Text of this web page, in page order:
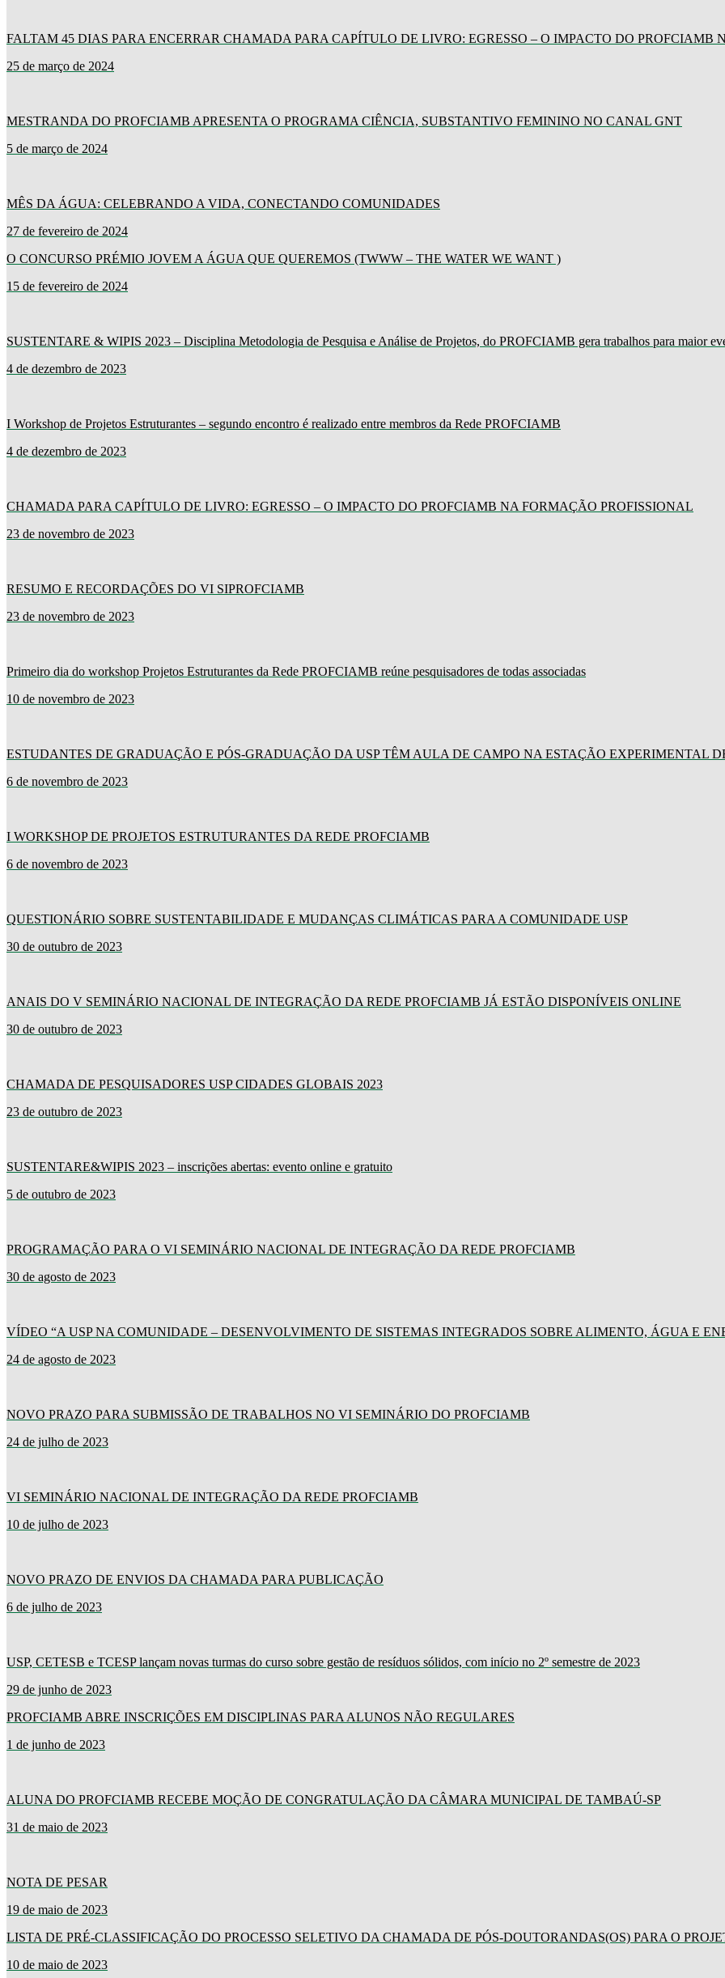
FALTAM 45 DIAS PARA ENCERRAR CHAMADA PARA CAPÍTULO DE LIVRO: EGRESSO – O IMPACTO DO PROFCIAMB
25 de março de 2024
MESTRANDA DO PROFCIAMB APRESENTA O PROGRAMA CIÊNCIA, SUBSTANTIVO FEMININO NO CANAL GNT
5 de março de 2024
MÊS DA ÁGUA: CELEBRANDO A VIDA, CONECTANDO COMUNIDADES
27 de fevereiro de 2024
O CONCURSO PRÉMIO JOVEM A ÁGUA QUE QUEREMOS (TWWW – THE WATER WE WANT )
15 de fevereiro de 2024
SUSTENTARE & WIPIS 2023 – Disciplina Metodologia de Pesquisa e Análise de Projetos, do PROFCIAMB gera trabalhos para maior
4 de dezembro de 2023
I Workshop de Projetos Estruturantes – segundo encontro é realizado entre membros da Rede PROFCIAMB
4 de dezembro de 2023
CHAMADA PARA CAPÍTULO DE LIVRO: EGRESSO – O IMPACTO DO PROFCIAMB NA FORMAÇÃO PROFISSIONAL
23 de novembro de 2023
RESUMO E RECORDAÇÕES DO VI SIPROFCIAMB
23 de novembro de 2023
Primeiro dia do workshop Projetos Estruturantes da Rede PROFCIAMB reúne pesquisadores de todas associadas
10 de novembro de 2023
ESTUDANTES DE GRADUAÇÃO E PÓS-GRADUAÇÃO DA USP TÊM AULA DE CAMPO NA ESTAÇÃO EXPERIMENTAL
6 de novembro de 2023
I WORKSHOP DE PROJETOS ESTRUTURANTES DA REDE PROFCIAMB
6 de novembro de 2023
QUESTIONÁRIO SOBRE SUSTENTABILIDADE E MUDANÇAS CLIMÁTICAS PARA A COMUNIDADE USP
30 de outubro de 2023
ANAIS DO V SEMINÁRIO NACIONAL DE INTEGRAÇÃO DA REDE PROFCIAMB JÁ ESTÃO DISPONÍVEIS ONLINE
30 de outubro de 2023
CHAMADA DE PESQUISADORES USP CIDADES GLOBAIS 2023
23 de outubro de 2023
SUSTENTARE&WIPIS 2023 – inscrições abertas: evento online e gratuito
5 de outubro de 2023
PROGRAMAÇÃO PARA O VI SEMINÁRIO NACIONAL DE INTEGRAÇÃO DA REDE PROFCIAMB
30 de agosto de 2023
VÍDEO “A USP NA COMUNIDADE – DESENVOLVIMENTO DE SISTEMAS INTEGRADOS SOBRE ALIMENTO, ÁGUA E
24 de agosto de 2023
NOVO PRAZO PARA SUBMISSÃO DE TRABALHOS NO VI SEMINÁRIO DO PROFCIAMB
24 de julho de 2023
VI SEMINÁRIO NACIONAL DE INTEGRAÇÃO DA REDE PROFCIAMB
10 de julho de 2023
NOVO PRAZO DE ENVIOS DA CHAMADA PARA PUBLICAÇÃO
6 de julho de 2023
USP, CETESB e TCESP lançam novas turmas do curso sobre gestão de resíduos sólidos, com início no 2º semestre de 2023
29 de junho de 2023
PROFCIAMB ABRE INSCRIÇÕES EM DISCIPLINAS PARA ALUNOS NÃO REGULARES
1 de junho de 2023
ALUNA DO PROFCIAMB RECEBE MOÇÃO DE CONGRATULAÇÃO DA CÂMARA MUNICIPAL DE TAMBAÚ-SP
31 de maio de 2023
NOTA DE PESAR
19 de maio de 2023
LISTA DE PRÉ-CLASSIFICAÇÃO DO PROCESSO SELETIVO DA CHAMADA DE PÓS-DOUTORANDAS(OS) PARA O
10 de maio de 2023